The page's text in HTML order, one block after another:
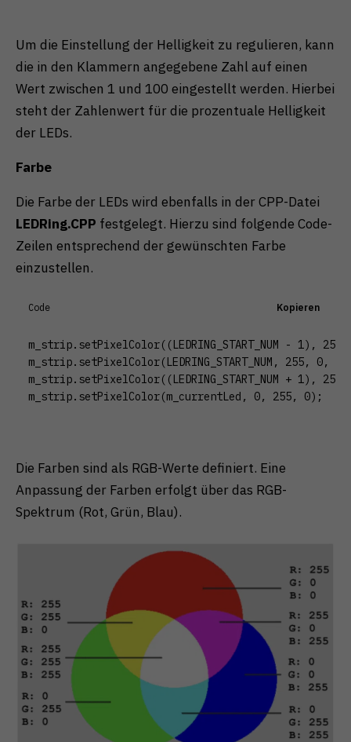
Um die Einstellung der Helligkeit zu regulieren, kann
die in den Klammern angegebene Zahl auf einen
Wert zwischen 1 und 100 eingestellt werden. Hierbei
steht der Zahlenwert für die prozentuale Helligkeit
der LEDs.
Farbe
Die Farbe der LEDs wird ebenfalls in der CPP-Datei
LEDRing.CPP festgelegt. Hierzu sind folgende Code-
Zeilen entsprechend der gewünschten Farbe
einzustellen.
Code Kopieren
m_strip.setPixelColor((LEDRING_START_NUM - 1),
m_strip.setPixelColor(LEDRING_START_NUM, 255, 0,
m_strip.setPixelColor((LEDRING_START_NUM + 1),
m_strip.setPixelColor(m_currentLed, 0, 255, 0);
Die Farben sind als RGB-Werte definiert. Eine
Anpassung der Farben erfolgt über das RGB-
Spektrum (Rot, Grün, Blau).